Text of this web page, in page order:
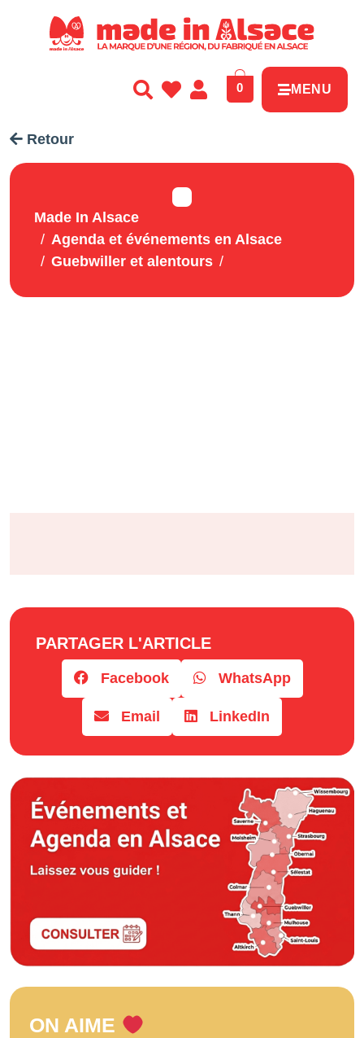
0 MENU
Retour
Made In Alsace
Agenda et événements en Alsace
Guebwiller et alentours
PARTAGER L'ARTICLE
Facebook WhatsApp
Email LinkedIn
ON AIME